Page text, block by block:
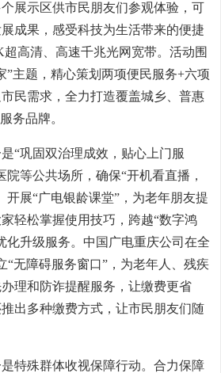
展示区供市民朋友们参观体验，可
成果，感受科技为生活带来的便捷
高清、高速千兆光网宽带。活动围
”主题，精心策划两项便民服务+六项
民需求，全力打造覆盖城乡、普惠
务品牌。
“巩固双治理成效，贴心上门服
院等公共场所，确保“开机看直播，
开展“广电银龄课堂”，为老年朋友提
轻松掌握使用技巧，跨越“数字鸿
化升级服务。中国广电重庆公司在全
“无障碍服务窗口”，为老年人、残疾
理和防诈提醒服务，让缴费更省
出多种缴费方式，让市民朋友们随
特殊群体收视保障行动。合力保障